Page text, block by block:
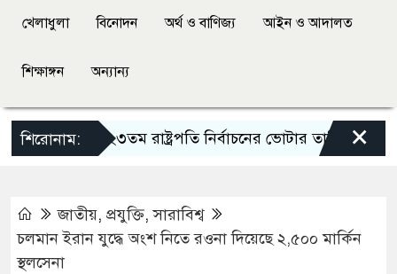
খেলাধুলা বিনোদন অর্থ ও বাণিজ্য আইন ও আদালত
শিক্ষাঙ্গন অন্যান্য
শিরোনাম:২৩তম রাষ্ট্রপতি নির্বাচনের ভোটার তালিকা ইসিতে
×
জাতীয়, প্রযুক্তি,সারাবিশ্ব
চলমান ইরান যুদ্ধে অংশ নিতে রওনা দিয়েছে ২,৫০০ মার্কিন
স্থলসেনা